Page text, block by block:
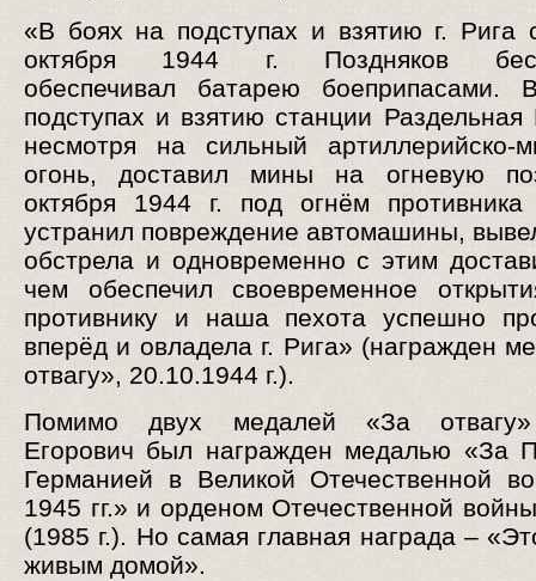
«В боях на подступах и взятию г. Рига
октября 1944 г. Поздняков
обеспечивал батарею
подступах и взятию станции Раздельная
несмотря на сильный артиллерийско-
огонь, доставил мины на огневую
октября 1944 г. под огнём противника
устранил повреждение автомашины,
обстрела и одновременно с этим
чем обеспечил своевременное
противнику и наша пехота успешно
вперёд и овладела г. Рига» (награжден
отвагу», 20.10.1944 г.).
Помимо двух медалей «За
Егорович был награжден медалью «За
Германией в Великой Отечественной
1945 гг.» и орденом Отечественной
(1985 г.). Но самая главная награда –
живым домой».